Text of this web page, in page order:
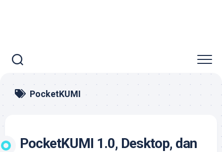
PocketKUMI
PocketKUMI 1.0, Desktop, dan